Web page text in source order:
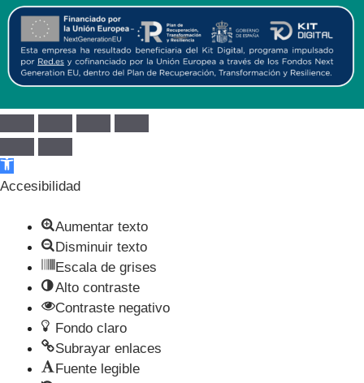
Abrir barra de herramientas
Accesibilidad
Aumentar texto
Disminuir texto
Escala de grises
Alto contraste
Contraste negativo
Fondo claro
Subrayar enlaces
Fuente legible